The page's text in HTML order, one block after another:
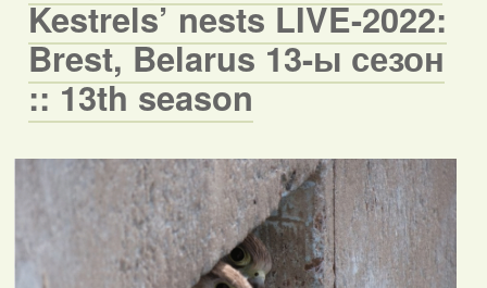
Kestrels’ nests LIVE-2022:
Brest, Belarus 13-ы сезон
:: 13th season